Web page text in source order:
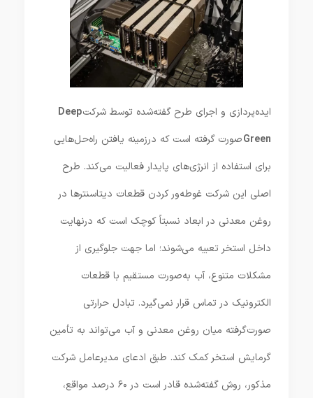
ایده‌پردازی و اجرای طرح گفته‌شده توسط شرکتDeep
Greenصورت گرفته است که درزمینه یافتن راه‌حل‌هایی
برای استفاده از انرژی‌های پایدار فعالیت می‌کند. طرح
اصلی این شرکت غوطه‌ور کردن قطعات دیتاسنترها در
روغن معدنی در ابعاد نسبتاً کوچک است که درنهایت
داخل استخر تعبیه می‌شوند؛ اما جهت جلوگیری از
مشکلات متنوع، آب به‌صورت مستقیم با قطعات
الکترونیک در تماس قرار نمی‌گیرد. تبادل حرارتی
صورت‌گرفته میان روغن معدنی و آب می‌تواند به تأمین
گرمایش استخر کمک کند. طبق ادعای مدیرعامل شرکت
مذکور، روش گفته‌شده قادر است در ۶۰ درصد مواقع،